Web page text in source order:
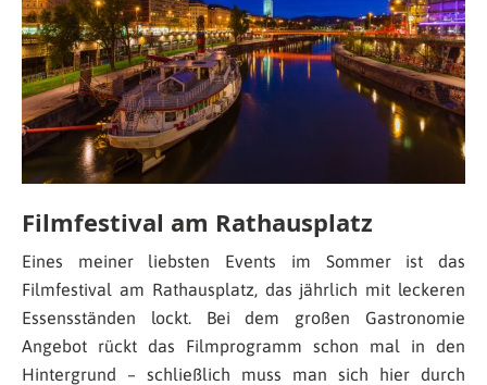
Filmfestival am Rathausplatz
Eines meiner liebsten Events im Sommer ist das
Filmfestival am Rathausplatz, das jährlich mit leckeren
Essensständen lockt. Bei dem großen Gastronomie
Angebot rückt das Filmprogramm schon mal in den
Hintergrund – schließlich muss man sich hier durch